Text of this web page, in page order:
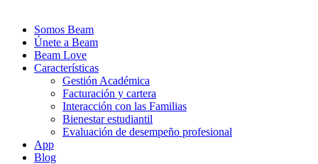
Somos Beam
Únete a Beam
Beam Love
Características
Gestión Académica
Facturación y cartera
Interacción con las Familias
Bienestar estudiantil
Evaluación de desempeño profesional
App
Blog